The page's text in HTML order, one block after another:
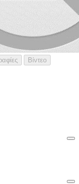
Βίντεο